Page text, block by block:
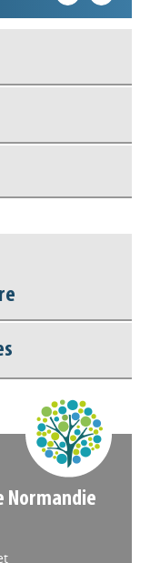
Normandie